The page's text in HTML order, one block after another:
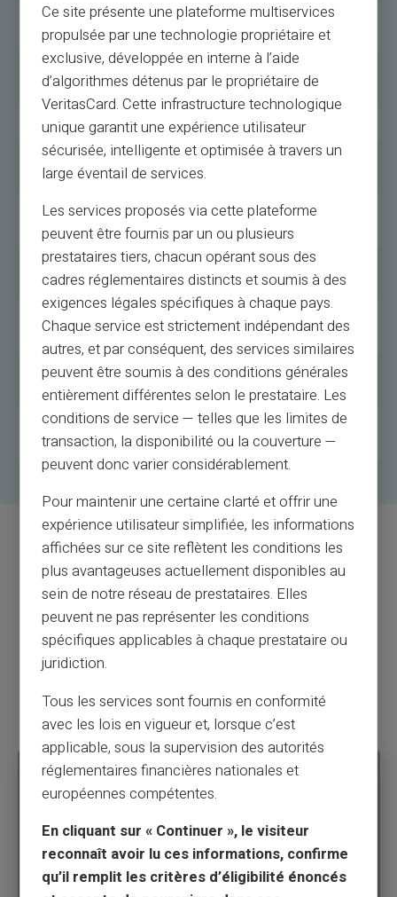
Confidentialité
Seul l'utilisateur a accès à l'historique des
transactions.
Acceptation
Mondiale
Utilisable partout où Mastercard® est
accepté.
Simplicité
Rechargement direct et facile.
Sécurité
Internet
Protection optimale pour les achats en
Offre Spéciale
Carte virtuelle offerte avec l'achat d'une
carte physique.
Complet
Carte, RIB, services tout-en-un, sans
engagement.
Services
Additionnels
Trading, prêts, économies, assurance.
Flexibilité
Rechargement via divers moyens, dont
espèces et virement.
Sécurité et
Assistance
Achats sécurisés en ligne, gestion en cas de
perte, service client réel.
Comment recharger sa carte
prépayée virtuelle
VERITAS Mastercard® ?
virtuelle,plusieurs options s'offrent à vous :
01
Virement bancaire
Vous pouvez effectuer un virement depuis votre
Ce site présente une plateforme multiservices
propulsée par une technologie propriétaire et
exclusive, développée en interne à l’aide
d’algorithmes détenus par le propriétaire de
VeritasCard. Cette infrastructure technologique
unique garantit une expérience utilisateur
sécurisée, intelligente et optimisée à travers un
large éventail de services.
Les services proposés via cette plateforme
peuvent être fournis par un ou plusieurs
prestataires tiers, chacun opérant sous des
cadres réglementaires distincts et soumis à des
exigences légales spécifiques à chaque pays.
Chaque service est strictement indépendant des
autres, et par conséquent, des services similaires
peuvent être soumis à des conditions générales
entièrement différentes selon le prestataire. Les
conditions de service — telles que les limites de
transaction, la disponibilité ou la couverture —
peuvent donc varier considérablement.
Pour maintenir une certaine clarté et offrir une
expérience utilisateur simplifiée, les informations
affichées sur ce site reflètent les conditions les
plus avantageuses actuellement disponibles au
sein de notre réseau de prestataires. Elles
peuvent ne pas représenter les conditions
spécifiques applicables à chaque prestataire ou
juridiction.
Tous les services sont fournis en conformité
avec les lois en vigueur et, lorsque c’est
applicable, sous la supervision des autorités
réglementaires financières nationales et
européennes compétentes.
En cliquant sur « Continuer », le visiteur
reconnaît avoir lu ces informations, confirme
qu’il remplit les critères d’éligibilité énoncés